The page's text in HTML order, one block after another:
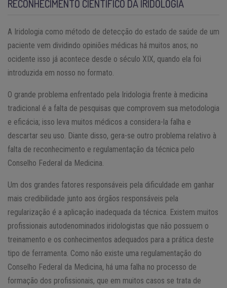
RECONHECIMENTO CIENTÍFICO DA IRIDOLOGIA
A Iridologia como método de detecção do estado de saúde de um
paciente vem dividindo opiniões médicas há muitos anos; no
ocidente isso já acontece desde o século XIX, quando ela foi
introduzida em nosso no formato.
O grande problema enfrentado pela Iridologia frente à medicina
tradicional é a falta de pesquisas que comprovem sua metodologia
e eficácia; isso leva muitos médicos a considera-la falha e
descartar seu uso. Diante disso, gera-se outro problema relativo à
falta de reconhecimento e regulamentação da técnica pelo
Conselho Federal da Medicina.
Um dos grandes fatores responsáveis pela dificuldade em ganhar
mais credibilidade junto aos órgãos responsáveis pela
regularização é a aplicação inadequada da técnica. Existem muitos
profissionais autodenominados iridologistas que não possuem o
treinamento e os conhecimentos adequados para a prática deste
tipo de ferramenta. Como não existe uma regulamentação do
Conselho Federal da Medicina, há uma falha no processo de
formação dos profissionais, que em muitos casos se trata de